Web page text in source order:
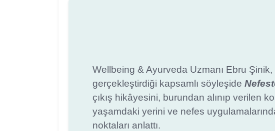
Wellbeing & Ayurveda Uzmanı Ebru
gerçekleştirdiği kapsamlı söyleşide
çıkış hikâyesini, burundan alınıp verilen
yaşamdaki yerini ve nefes
noktaları anlattı.